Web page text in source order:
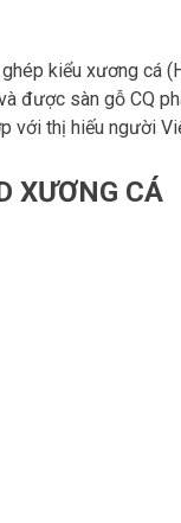
kiểu xương cá
được sàn gỗ CQ
với thị hiếu người
XƯƠNG CÁ